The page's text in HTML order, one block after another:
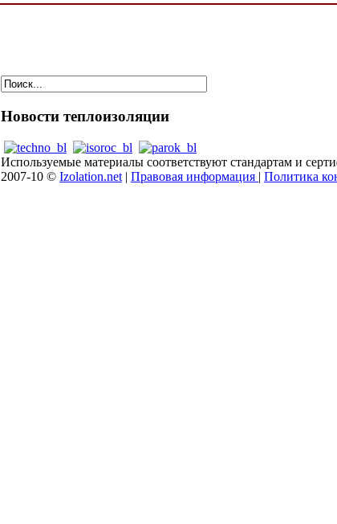
Новости теплоизоляции
Используемые материалы соответствуют стандартам и
2007-10 © Izolation.net | Правовая информация | Политика